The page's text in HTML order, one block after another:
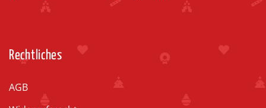
Rechtliches
AGB